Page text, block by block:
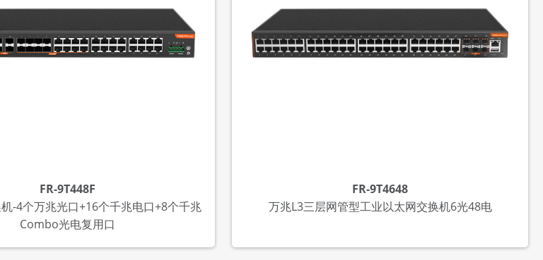
FR-9T448F
-4个万兆光口+16个千兆电口+8个千兆
Combo光电复用口
FR-9T4648
万兆L3三层网管型工业以太网交换机6光48电